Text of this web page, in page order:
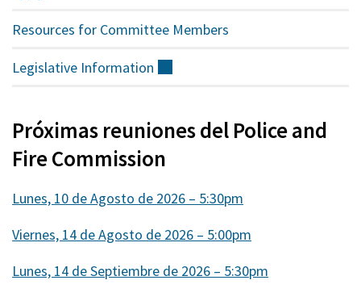
Resources for Committee Members
Legislative Information
Próximas reuniones del Police and
Fire Commission
Lunes, 10 de Agosto de 2026 – 5:30pm
Viernes, 14 de Agosto de 2026 – 5:00pm
Lunes, 14 de Septiembre de 2026 – 5:30pm